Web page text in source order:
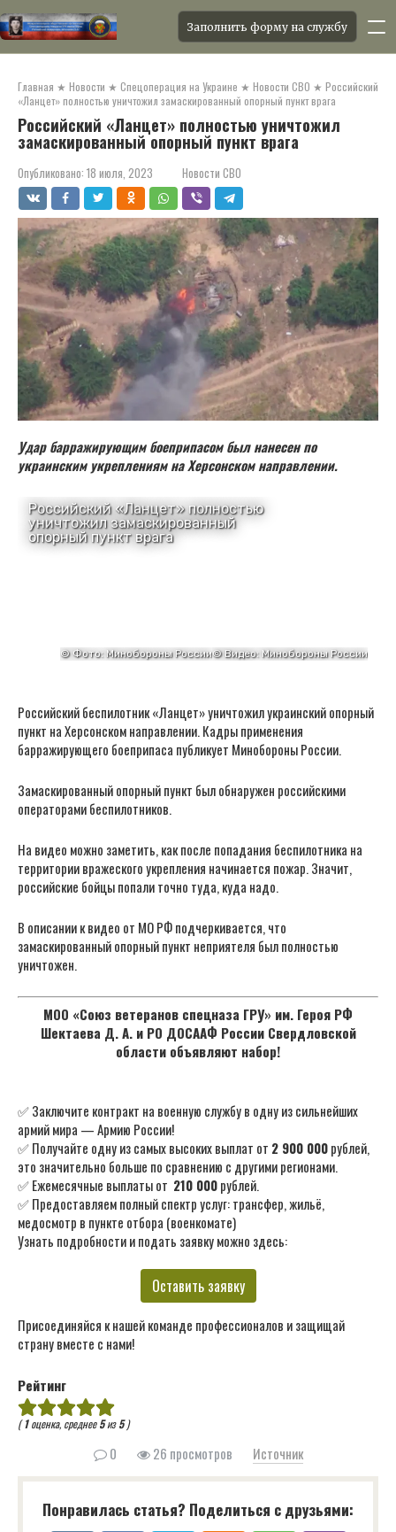
контенту
Заполнить форму на службу
Главная ★ Новости ★ Спецоперация на Украине ★ Новости СВО ★ Российский
«Ланцет» полностью уничтожил замаскированный опорный пункт врага
Российский «Ланцет» полностью уничтожил
замаскированный опорный пункт врага
Опубликовано: 18 июля, 2023 Новости СВО
Удар барражирующим боеприпасом был нанесен по
украинским укреплениям на Херсонском направлении.
Российский беспилотник «Ланцет» уничтожил украинский опорный
пункт на Херсонском направлении. Кадры применения
барражирующего боеприпаса публикует Минобороны России.
Замаскированный опорный пункт был обнаружен российскими
операторами беспилотников.
На видео можно заметить, как после попадания беспилотника на
территории вражеского укрепления начинается пожар. Значит,
российские бойцы попали точно туда, куда надо.
В описании к видео от МО РФ подчеркивается, что
замаскированный опорный пункт неприятеля был полностью
уничтожен.
МОО «Союз ветеранов спецназа ГРУ» им. Героя РФ
Шектаева Д. А. и РО ДОСААФ России Свердловской
области объявляют набор!
✅ Заключите контракт на военную службу в одну из сильнейших
армий мира — Армию России!
✅ Получайте одну из самых высоких выплат от 2 900 000рублей,
это значительно больше по сравнению с другими регионами.
✅ Ежемесячные выплаты от 210 000рублей.
✅ Предоставляем полный спектр услуг: трансфер, жильё,
медосмотр в пункте отбора (военкомате)
Узнать подробности и подать заявку можно здесь:
Оставить заявку
Присоединяйся к нашей команде профессионалов и защищай
страну вместе с нами!
Рейтинг
(1оценка, среднее5из5)
0 26 просмотров Источник
Понравилась статья? Поделиться с друзьями: